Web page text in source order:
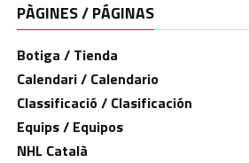
PÀGINES / PÁGINAS
Botiga / Tienda
Calendari / Calendario
Classificació / Clasificación
Equips / Equipos
NHL Català